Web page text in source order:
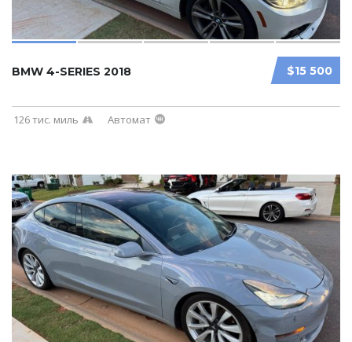
$15 500
BMW 4-SERIES 2018
126 тис. миль Автомат